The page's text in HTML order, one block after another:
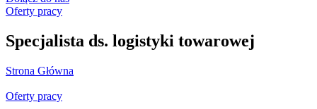
Oferty pracy
Specjalista ds. logistyki towarowej
Strona Główna
Oferty pracy